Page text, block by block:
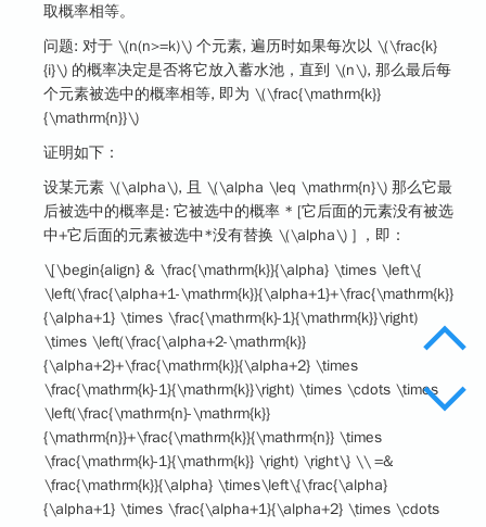
取概率相等。
问题: 对于 \(n(n>=k)\) 个元素, 遍历时如果每次以 \(\frac{k}
{i}\) 的概率决定是否将它放入蓄水池，直到 \(n\), 那么最后每
个元素被选中的概率相等, 即为 \(\frac{\mathrm{k}}
{\mathrm{n}}\)
证明如下：
设某元素 \(\alpha\), 且 \(\alpha \leq \mathrm{n}\) 那么它最
后被选中的概率是: 它被选中的概率 * [它后面的元素没有被选
中+它后面的元素被选中*没有替换 \(\alpha\) ] ，即：
\[\begin{align} & \frac{\mathrm{k}}{\alpha} \times \left\{
\left(\frac{\alpha+1-\mathrm{k}}{\alpha+1}+\frac{\mathrm{k}}
{\alpha+1} \times \frac{\mathrm{k}-1}{\mathrm{k}}\right)
\times \left(\frac{\alpha+2-\mathrm{k}}
{\alpha+2}+\frac{\mathrm{k}}{\alpha+2} \times
\frac{\mathrm{k}-1}{\mathrm{k}}\right) \times \cdots \times
\left(\frac{\mathrm{n}-\mathrm{k}}
{\mathrm{n}}+\frac{\mathrm{k}}{\mathrm{n}} \times
\frac{\mathrm{k}-1}{\mathrm{k}} \right) \right\} \\ =&
\frac{\mathrm{k}}{\alpha} \times\left\{\frac{\alpha}
{\alpha+1} \times \frac{\alpha+1}{\alpha+2} \times \cdots